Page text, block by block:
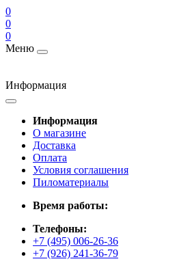
0
0
0
Меню
Информация
Информация
О магазине
Доставка
Оплата
Условия соглашения
Пиломатериалы
Время работы:
Телефоны:
+7 (495) 006-26-36
+7 (926) 241-36-79